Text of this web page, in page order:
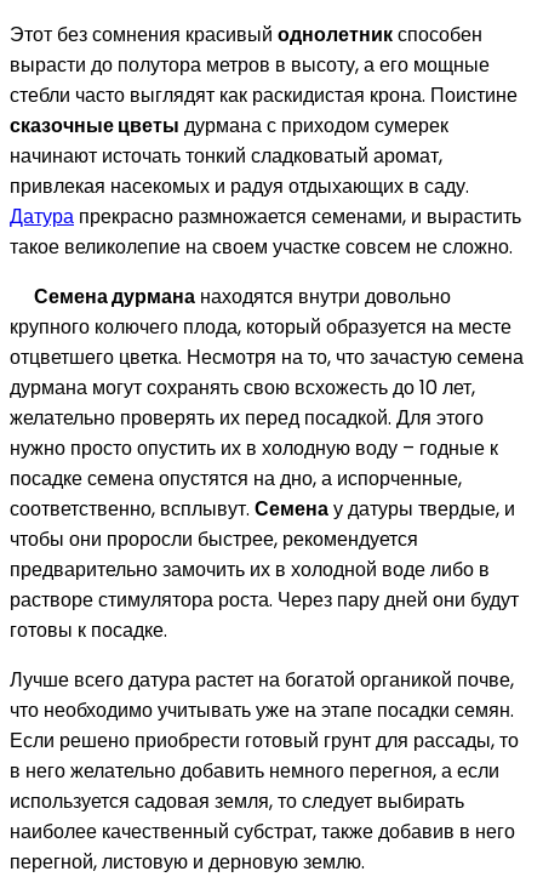
Этот без сомнения красивый однолетникспособен
вырасти до полутора метров в высоту, а его мощные
стебли часто выглядят как раскидистая крона. Поистине
сказочные цветы дурмана с приходом сумерек
начинают источать тонкий сладковатый аромат,
привлекая насекомых и радуя отдыхающих в саду.
Датура прекрасно размножается семенами, и вырастить
такое великолепие на своем участке совсем не сложно.
Семена дурмана находятся внутри довольно
крупного колючего плода, который образуется на месте
отцветшего цветка. Несмотря на то, что зачастую семена
дурмана могут сохранять свою всхожесть до 10 лет,
желательно проверять их перед посадкой. Для этого
нужно просто опустить их в холодную воду – годные к
посадке семена опустятся на дно, а испорченные,
соответственно, всплывут. Семенау датуры твердые, и
чтобы они проросли быстрее, рекомендуется
предварительно замочить их в холодной воде либо в
растворе стимулятора роста. Через пару дней они будут
готовы к посадке.
Лучше всего датура растет на богатой органикой почве,
что необходимо учитывать уже на этапе посадки семян.
Если решено приобрести готовый грунт для рассады, то
в него желательно добавить немного перегноя, а если
используется садовая земля, то следует выбирать
наиболее качественный субстрат, также добавив в него
перегной, листовую и дерновую землю.